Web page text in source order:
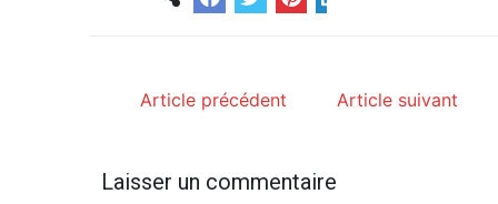
Article précédent Article suivant
Laisser un commentaire